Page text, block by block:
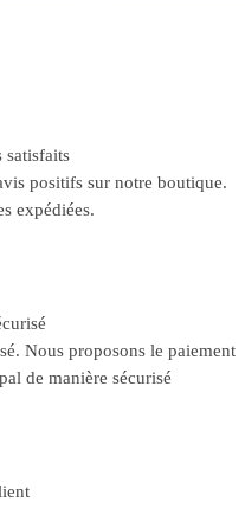
satisfaits
positifs sur notre boutique.
expédiées.
Nous proposons le paiement
de manière sécurisé